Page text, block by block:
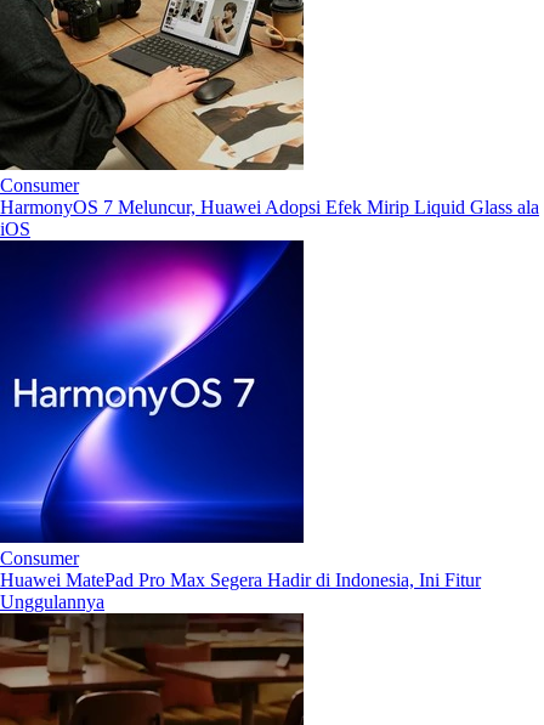
Consumer
HarmonyOS 7 Meluncur, Huawei Adopsi Efek Mirip Liquid Glass ala
iOS
Consumer
Huawei MatePad Pro Max Segera Hadir di Indonesia, Ini Fitur
Unggulannya